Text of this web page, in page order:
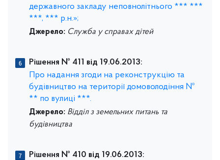
державного закладу неповнолітнього *** ***
***, *** р.н.»;
Джерело: Служба у справах дітей
Рішення № 411 від 19.06.2013:
Про надання згоди на реконструкцію та
будівництво на території домоволодіння №
** по вулиці ***.
Джерело: Відділ з земельних питань та
будівництва
Рішення № 410 від 19.06.2013: